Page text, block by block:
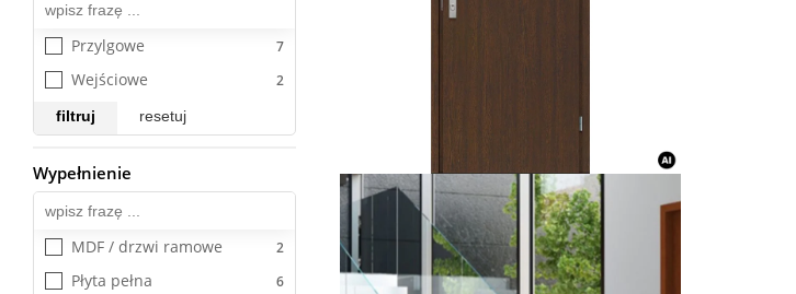
Przylgowe
Wejściowe
filtruj resetuj
Wypełnienie
MDF / drzwi ramowe
Płyta pełna